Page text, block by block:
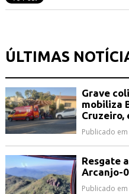
ÚLTIMAS
Grave
mobiliza
Cruzeiro,
Publicado
Resgate
Arcanjo-
Publicado